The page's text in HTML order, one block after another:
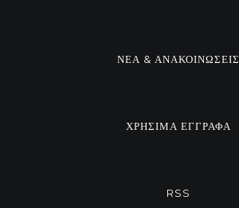
ΝΕΑ & ΑΝΑΚΟΙΝΩΣΕΙΣ
ΧΡΗΣΙΜΑ ΕΓΓΡΑΦΑ
RSS